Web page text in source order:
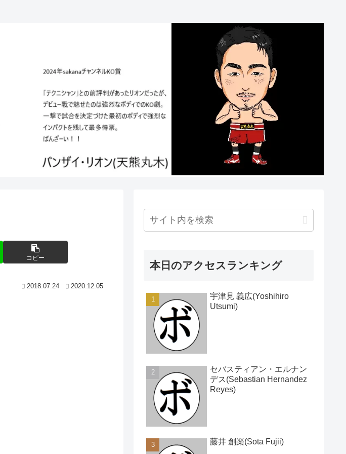
コピー
2018.07.24 2020.12.05
本日のアクセスランキング
宇津見 義広(Yoshihiro
Utsumi)
セバスティアン・エルナン
デス(Sebastian Hernandez
Reyes)
藤井 創楽(Sota Fujii)